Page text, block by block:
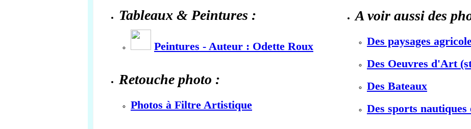
Tableaux & Peintures :
Peintures - Auteur : Odette Roux
Retouche photo :
Photos à Filtre Artistique
A voir aussi des
Des paysages
Des Oeuvres d'Art
Des Bateaux
Des sports nautiques